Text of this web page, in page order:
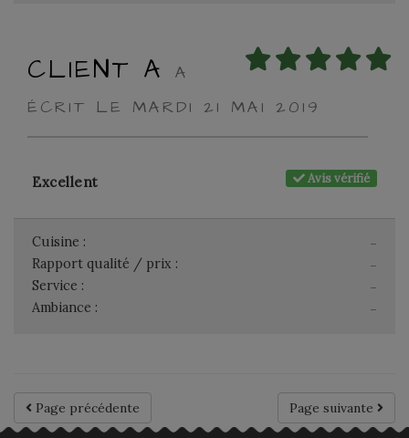
CLIENT A
A
ÉCRIT LE MARDI 21 MAI 2019
Avis vérifié
Excellent
-
Cuisine :
-
Rapport qualité / prix :
-
Service :
-
Ambiance :
Page suivante
Page précédente